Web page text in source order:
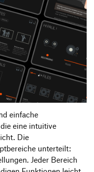
einfache
eine intuitive
Die
unterteilt:
Jeder Bereich